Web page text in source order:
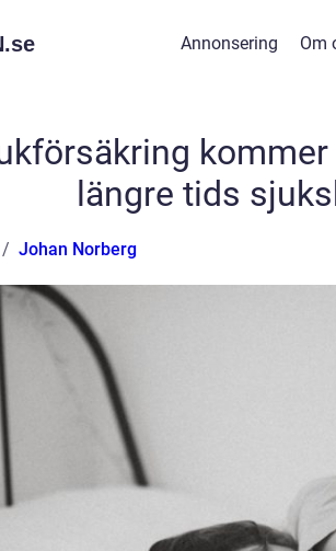
se Annonsering Om
längre tids
Johan Norberg